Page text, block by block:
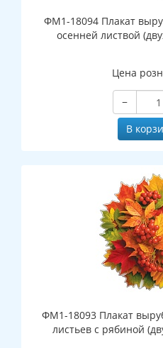
ФМ1-18094 Плакат
осенней листвой
Цена
−
В
ФМ1-18093 Плакат
листьев с рябиной